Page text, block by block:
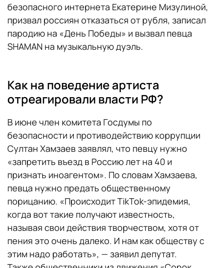
безопасного интернета Екатерине Мизулиной,
призвал россиян отказаться от рубля, записал
пародию на «День Победы» и вызвал певца
SHAMAN на музыкальную дуэль.
Как на поведение артиста
отреагировали власти РФ?
В июне член комитета Госдумы по
безопасности и противодействию коррупции
Султан Хамзаев заявлял, что певцу нужно
«запретить въезд в Россию лет на 40 и
признать иноагентом». По словам Хамзаева,
певца нужно предать общественному
порицанию. «Происходит TikTok-эпидемия,
когда вот такие получают известность,
называя свои действия творчеством, хотя от
пения это очень далеко. И нам как обществу с
этим надо работать», — заявил депутат.